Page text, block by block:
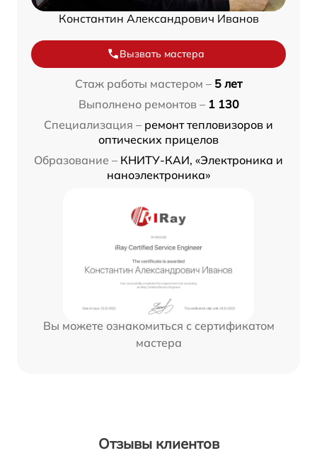
Константин Александрович Иванов
Вызвать мастера
Стаж работы мастером – 5 лет
Выполнено ремонтов – 1 130
Специализация – ремонт тепловизоров и
оптических прицелов
Образование – КНИТУ-КАИ, «Электроника и
наноэлектроника»
Вы можете ознакомиться с сертификатом
мастера
Отзывы клиентов